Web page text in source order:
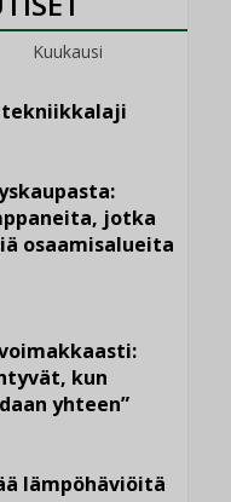
Kuukausi
tekniikkalaji
jotka
osaamisalueita
kun
yhteen”
lämpöhäviöitä